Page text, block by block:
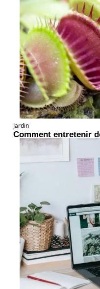
Jardin
Comment entretenir